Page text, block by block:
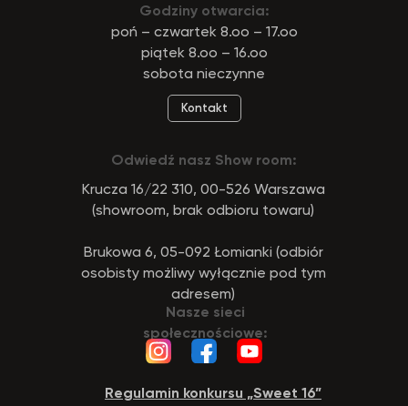
Godziny otwarcia:
poń – czwartek 8.oo – 17.oo
piątek 8.oo – 16.oo
sobota nieczynne
Regulamin konkursu „Sweet 16”
Odwiedź nasz Show room:
Krucza 16/22 310, 00-526 Warszawa
(showroom, brak odbioru towaru)
Brukowa 6, 05-092 Łomianki (odbiór
osobisty możliwy wyłącznie pod tym
adresem)
Kontakt
Nasze sieci
społecznościowe: